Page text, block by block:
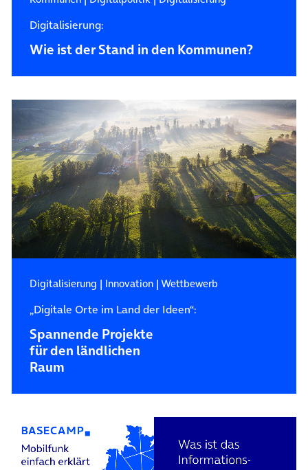
Digitalisierung:
Wie ist der Stand in den Kommunen?
Digitalisierung | Innovation|Wettbewerb
„Digitale Orte im Land der Ideen“:
Spannende Projekte
für den ländlichen
Raum